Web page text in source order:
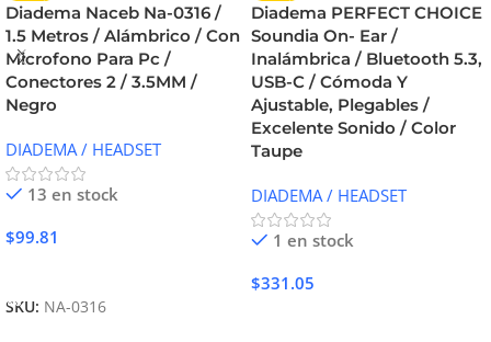
Diadema Naceb Na-0316 /
1.5 Metros / Alámbrico / Con
Microfono Para Pc /
Conectores 2 / 3.5MM /
Negro
DIADEMA / HEADSET
13 en stock
$99.81
SKU: NA-0316
Diadema PERFECT CHOICE
Soundia On- Ear /
Inalámbrica / Bluetooth 5.3,
USB-C / Cómoda Y
Ajustable, Plegables /
Excelente Sonido / Color
Taupe
DIADEMA / HEADSET
1 en stock
$331.05